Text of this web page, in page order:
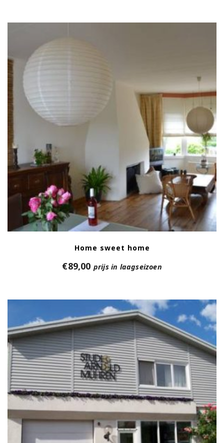
Home sweet home
€89,00 prijs in laagseizoen